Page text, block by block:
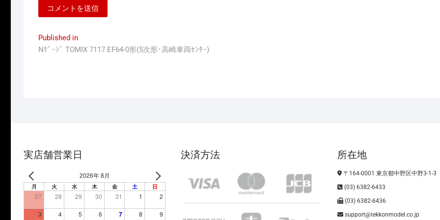
投
稿
ョ
Published in
Nｹﾞｰｼﾞ TOMIX 7117 EF64-0形(5次形･高崎車両ｾﾝﾀｰ)
実店舗営業日
2026年 8月
月 火 水 木 金 土 日
27 28 29 30 31 1 2
3 4 5 6 7 8 9
決済方法 所在地
〒164-0001 東京都中野区中野3-1-3
(03) 6382-6433
(03) 6382-6436
support@tekkonmodel.co.jp